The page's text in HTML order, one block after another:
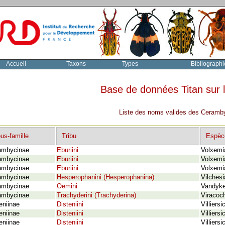
Accueil Taxons Types
Base de données Titan
Liste des noms valides des
famille Tribu
Eburiini
Eburiini
Eburiini
Hesperophanini (Hesperophanina)
Oemini
Trachyderini (Trachyderina)
Disteniini
Disteniini
Disteniini